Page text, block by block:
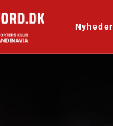
Nyheder